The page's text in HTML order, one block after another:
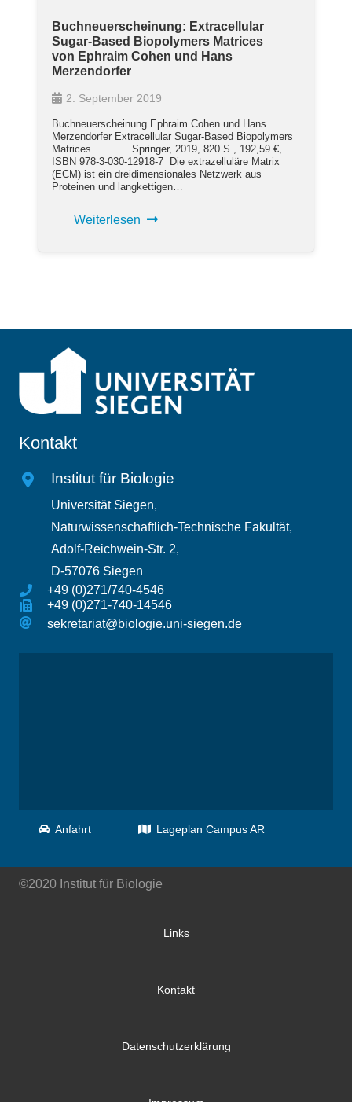
Buchneuerscheinung: Extracellular
Sugar-Based Biopolymers Matrices
von Ephraim Cohen und Hans
Merzendorfer
2. September 2019
Buchneuerscheinung Ephraim Cohen und Hans
Merzendorfer Extracellular Sugar-Based Biopolymers
Matrices Springer, 2019, 820 S., 192,59 €,
ISBN 978-3-030-12918-7 Die extrazelluläre Matrix
(ECM) ist ein dreidimensionales Netzwerk aus
Proteinen und langkettigen…
Weiterlesen
Kontakt
Institut für Biologie
Universität Siegen,
Naturwissenschaftlich-Technische Fakultät,
Adolf-Reichwein-Str. 2,
D-57076 Siegen
+49 (0)271/740-4546
+49 (0)271-740-14546
sekretariat@biologie.uni-siegen.de
Anfahrt Lageplan Campus AR
©2020 Institut für Biologie
Links
Kontakt
Datenschutzerklärung